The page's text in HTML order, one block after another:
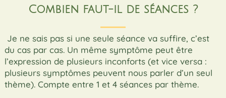
Combien faut-il de séances ?
Je ne sais pas si une seule séance va suffire, c’est
du cas par cas. Un même symptôme peut être
l’expression de plusieurs inconforts (et vice versa :
plusieurs symptômes peuvent nous parler d’un seul
thème). Compte entre 1 et 4 séances par thème.